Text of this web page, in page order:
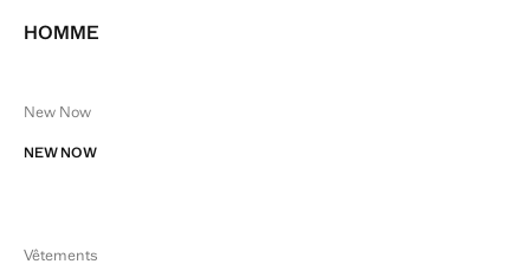
HOMME
New Now
NEW NOW
Vêtements